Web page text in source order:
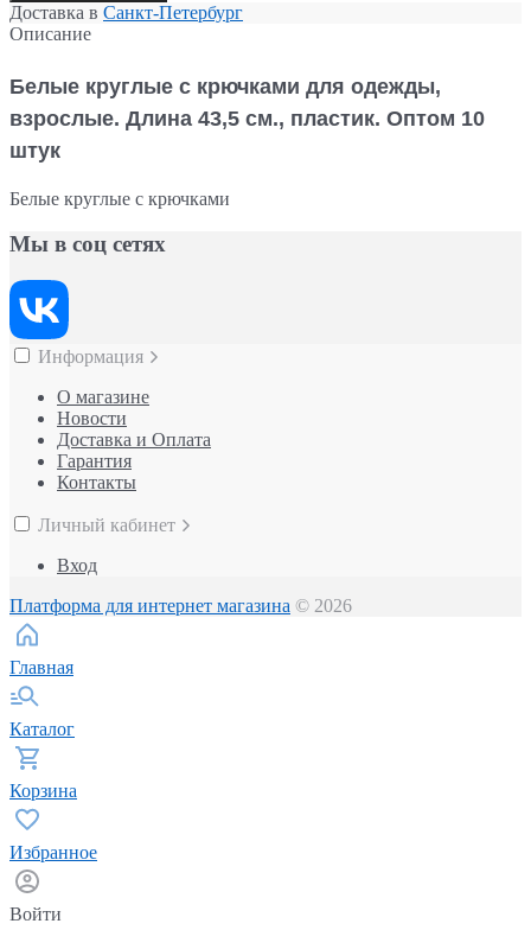
Доставка в Санкт-Петербург
Описание
Белые круглые с крючками для одежды,
взрослые. Длина 43,5 см., пластик. Оптом 10
штук
Белые круглые с крючками
Мы в соц сетях
Информация
О магазине
Новости
Доставка и Оплата
Гарантия
Контакты
Личный кабинет
Вход
Платформа для интернет магазина © 2026
Главная
Каталог
Корзина
Избранное
Войти